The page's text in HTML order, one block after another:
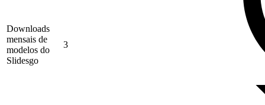
Downloads
mensais de
modelos do
Slidesgo
3